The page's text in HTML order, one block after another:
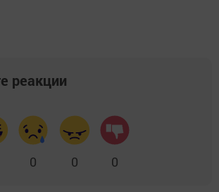
реакции
0 0 0